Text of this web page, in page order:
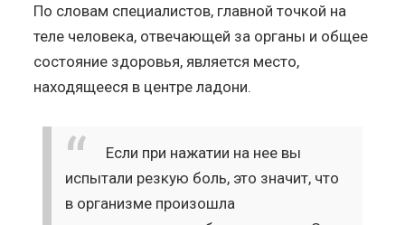
По словам специалистов, главной точкой на
теле человека, отвечающей за органы и общее
состояние здоровья, является место,
находящееся в центре ладони.
Если при нажатии на нее вы
испытали резкую боль, это значит, что
в организме произошла